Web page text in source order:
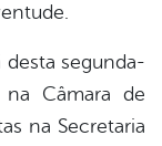
segunda-
Câmara de
na Secretaria